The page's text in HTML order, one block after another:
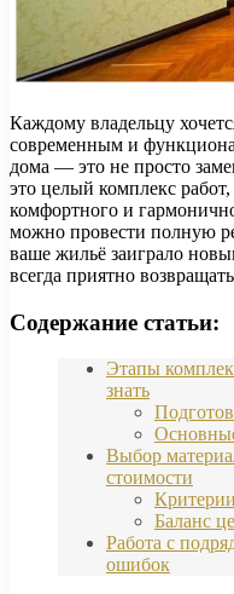
Каждому владельцу
современным и
дома — это не просто
это целый комплекс
комфортного и
можно провести полную
ваше жильё заиграло
всегда приятно
Содержание статьи:
Этапы
знать
Выбор
стоимости
Баланс
Работа с
ошибок